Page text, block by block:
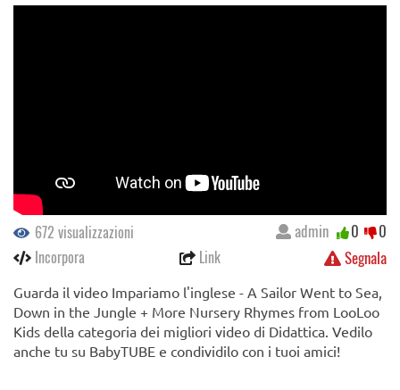
672 visualizzazioni
Incorpora
Link Segnala
admin 0 0
Guarda il video Impariamo l'inglese - A Sailor Went to Sea,
Down in the Jungle + More Nursery Rhymes from LooLoo
Kids della categoria dei migliori video di Didattica. Vedilo
anche tu su BabyTUBE e condividilo con i tuoi amici!